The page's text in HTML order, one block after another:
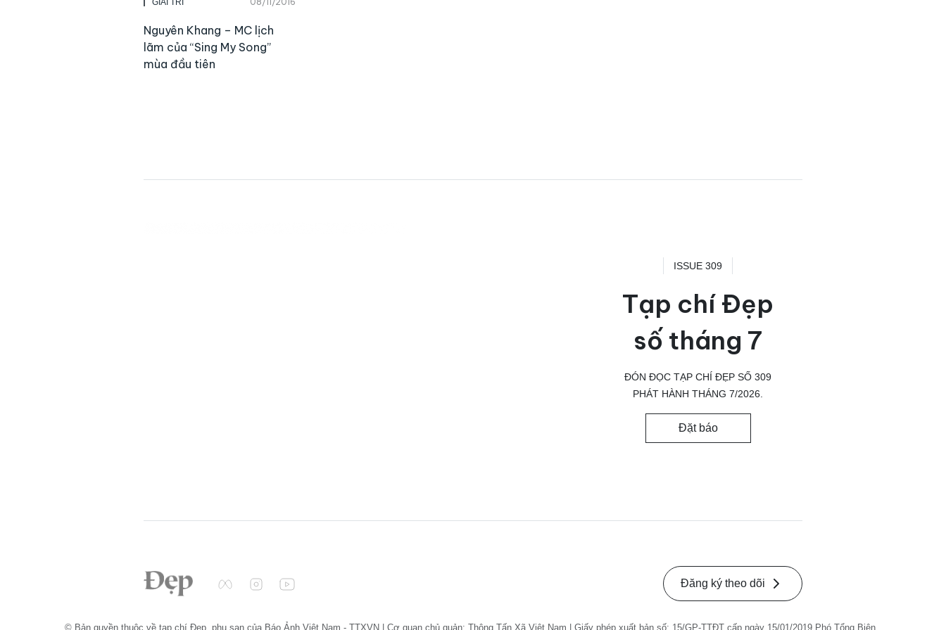
Nguyên Khang – MC lịch
lãm của “Sing My Song”
mùa đầu tiên
ISSUE 309
Tạp chí Đẹp
số tháng 7
ĐÓN ĐỌC TẠP CHÍ ĐẸP SỐ 309
PHÁT HÀNH THÁNG 7/2026.
Đặt báo
Đăng ký theo dõi
© Bản quyền thuộc về tạp chí Đẹp, phụ san của Báo Ảnh Việt Nam - TTXVN | Cơ quan chủ quản: Thông Tấn Xã Việt Nam | Giấy phép xuất bản số: 15/GP-TTĐT cấp ngày 15/01/2019 Phó Tổng Biên